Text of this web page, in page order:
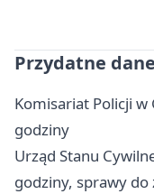
Przydatne
Komisariat Policji w
godziny
Urząd Stanu
godziny, sprawy do